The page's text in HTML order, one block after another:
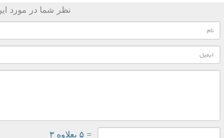
نظر شما در مورد
= ۵ بعلاوه ۳